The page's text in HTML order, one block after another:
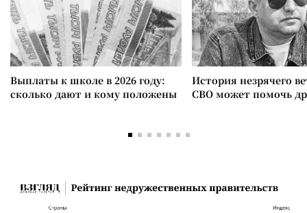
Выплаты к школе в 2026 году:
сколько дают и кому положены
История незрячего
СВО может помочь